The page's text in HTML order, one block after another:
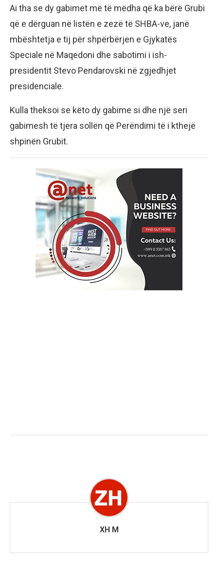
Ai tha se dy gabimet më të mëdha që ka bërë Grubi
që e dërguan në listën e zezë të SHBA-ve, janë
mbështetja e tij për shpërbërjen e Gjykatës
Speciale në Maqedoni dhe sabotimi i ish-
presidentit Stevo Pendarovski në zgjedhjet
presidenciale.
Kulla theksoi se këto dy gabime si dhe një seri
gabimesh të tjera sollën që Perëndimi të i kthejë
shpinën Grubit.
XH M